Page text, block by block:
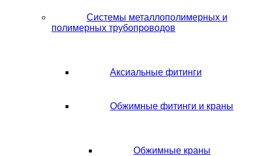
Системы металлополимерных и
полимерных трубопроводов
Аксиальные фитинги
Обжимные фитинги и краны
Обжимные краны